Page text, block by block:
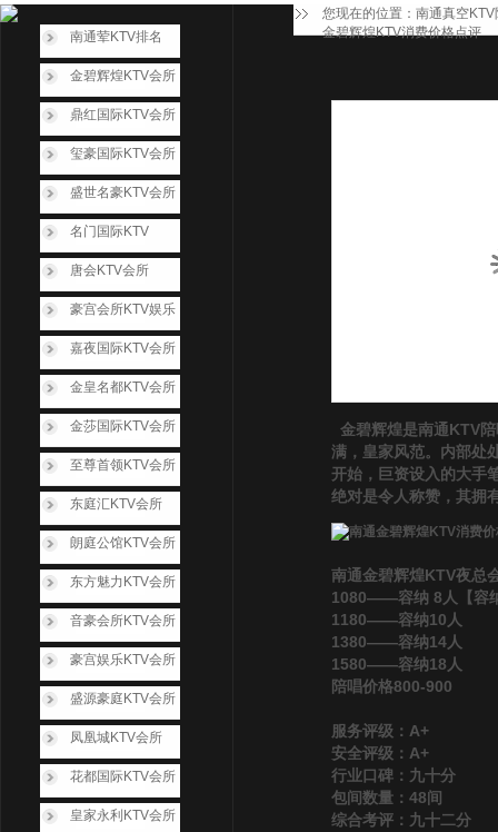
您现在的位置： 南通真空
金碧辉煌KTV消费价格点评
南通荤KTV排名
金碧辉煌KTV会所
鼎红国际KTV会所
玺豪国际KTV会所
盛世名豪KTV会所
名门国际KTV
唐会KTV会所
豪宫会所KTV娱乐
嘉夜国际KTV会所
金皇名都KTV会所
金莎国际KTV会所
至尊首领KTV会所
东庭汇KTV会所
朗庭公馆KTV会所
东方魅力KTV会所
音豪会所KTV会所
豪宫娱乐KTV会所
盛源豪庭KTV会所
凤凰城KTV会所
花都国际KTV会所
皇家永利KTV会所
金碧辉煌是南通KTV
满，皇家风范。内部处
开始，巨资设入的大手
绝对是令人称赞，其拥
南通金碧辉煌KTV夜总
1080——容纳 8人【容
1180——容纳10人
1380——容纳14人
1580——容纳18人
陪唱价格800-900
服务评级：A+
安全评级：A+
行业口碑：九十分
包间数量：48间
综合考评：九十二分